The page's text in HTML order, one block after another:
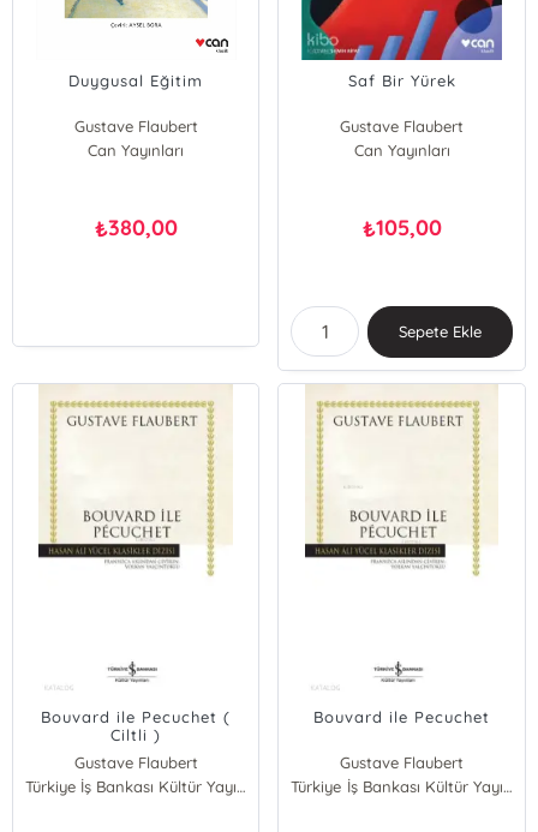
Duygusal Eğitim
Gustave Flaubert
Can Yayınları
₺380,00
Saf Bir Yürek
Gustave Flaubert
Can Yayınları
₺105,00
Sepete Ekle
Bouvard ile Pecuchet (
Ciltli )
Gustave Flaubert
Türkiye İş Bankası Kültür Yayınları
Bouvard ile Pecuchet
Gustave Flaubert
Türkiye İş Bankası Kültür Yayınları